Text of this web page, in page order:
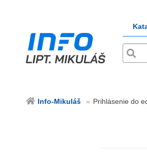
Info-Mikuláš Prihlásenie do